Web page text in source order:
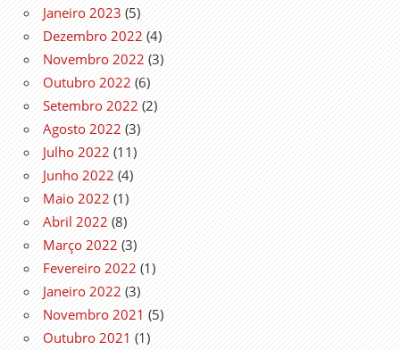
Janeiro 2023 (5)
Dezembro 2022 (4)
Novembro 2022 (3)
Outubro 2022 (6)
Setembro 2022 (2)
Agosto 2022 (3)
Julho 2022 (11)
Junho 2022 (4)
Maio 2022 (1)
Abril 2022 (8)
Março 2022 (3)
Fevereiro 2022 (1)
Janeiro 2022 (3)
Novembro 2021 (5)
Outubro 2021 (1)